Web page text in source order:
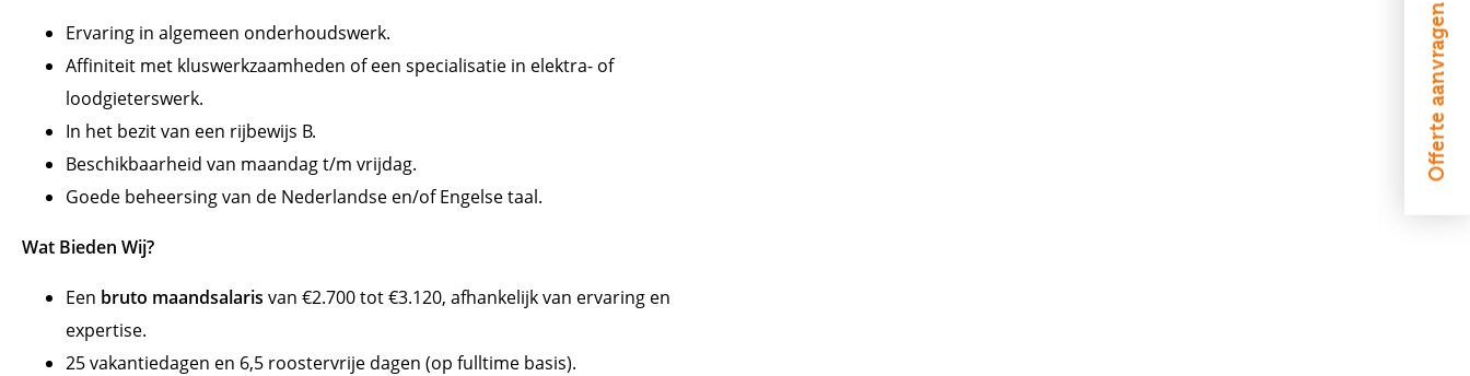
Offerte aanvragen
Ervaring in algemeen onderhoudswerk.
Affiniteit met kluswerkzaamheden of een specialisatie in elektra- of
loodgieterswerk.
In het bezit van een rijbewijs B.
Beschikbaarheid van maandag t/m vrijdag.
Goede beheersing van de Nederlandse en/of Engelse taal.
Wat Bieden Wij?
Een bruto maandsalaris van €2.700 tot €3.120, afhankelijk van ervaring en
expertise.
25 vakantiedagen en 6,5 roostervrije dagen (op fulltime basis).